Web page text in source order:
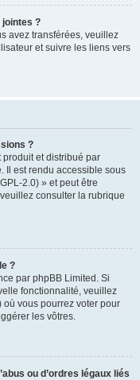
?
avez transférées, veuillez
et suivre les liens vers
?
et distribué par
Il est rendu accessible sous
2.0) » et peut être
consulter la rubrique
?
par phpBB Limited. Si
fonctionnalité, veuillez
où vous pourrez voter pour
les vôtres.
ou d’ordres légaux liés